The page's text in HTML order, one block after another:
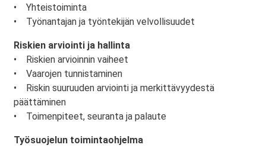
• Yhteistoiminta
• Työnantajan ja työntekijän velvollisuudet
Riskien arviointi ja hallinta
• Riskien arvioinnin vaiheet
• Vaarojen tunnistaminen
• Riskin suuruuden arviointi ja merkittävyydestä
päättäminen
• Toimenpiteet, seuranta ja palaute
Työsuojelun toimintaohjelma